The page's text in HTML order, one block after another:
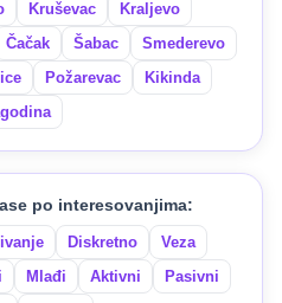
Kruševac
Kraljevo
Čačak Šabac
Smederevo
Požarevac
Kikinda
po interesovanjima:
Diskretno
Veza
Mlađi Aktivni
Pasivni